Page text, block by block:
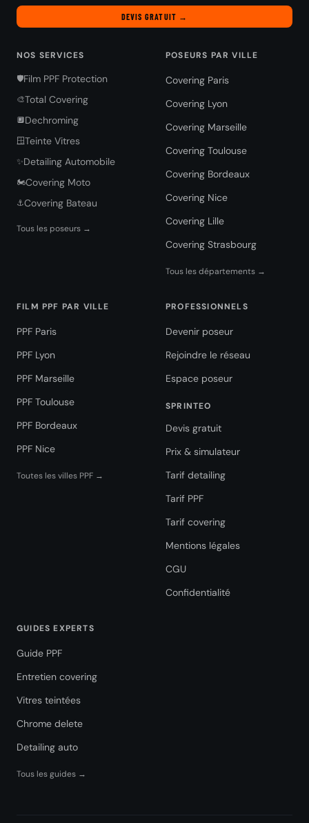
DEVIS GRATUIT →
NOS SERVICES
🛡️Film PPF Protection
🎨Total Covering
🔲Dechroming
🪟Teinte Vitres
✨Detailing Automobile
🏍️Covering Moto
⚓Covering Bateau
Tous les poseurs →
POSEURS PAR VILLE
Covering Paris
Covering Lyon
Covering Marseille
Covering Toulouse
Covering Bordeaux
Covering Nice
Covering Lille
Covering Strasbourg
Tous les départements →
FILM PPF PAR VILLE
PPF Paris
PPF Lyon
PPF Marseille
PPF Toulouse
PPF Bordeaux
PPF Nice
Toutes les villes PPF →
PROFESSIONNELS
Devenir poseur
Rejoindre le réseau
Espace poseur
SPRINTEO
Devis gratuit
Prix & simulateur
Tarif detailing
Tarif PPF
Tarif covering
Mentions légales
CGU
Confidentialité
GUIDES EXPERTS
Guide PPF
Entretien covering
Vitres teintées
Chrome delete
Detailing auto
Tous les guides →